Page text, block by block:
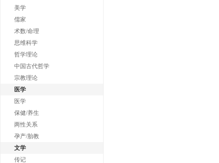
美学
儒家
术数/命理
思维科学
哲学理论
中国古代哲学
宗教理论
医学
医学
保健/养生
两性关系
孕产/胎教
文学
传记